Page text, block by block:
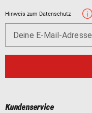
Hinweis zum Datenschutz
Deine E-Mail-Adresse
Kundenservice